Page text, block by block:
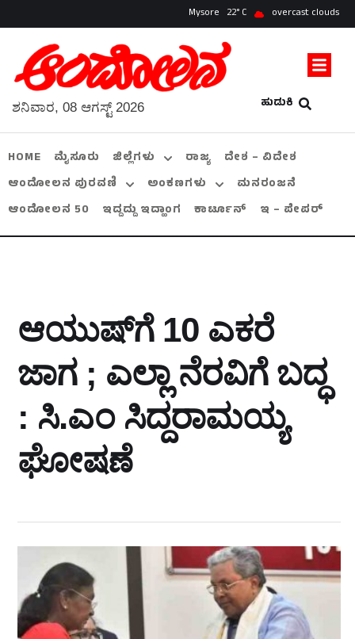
Mysore 22 overcast clouds
ಹುಡುಕಿ
ಶನಿವಾರ, 08 ಆಗಸ್ಟ್ 2026
HOME ಮೈಸೂರು ಜಿಲ್ಲೆಗಳು ರಾಜ್ಯ
ದೇಶ – ವಿದೇಶ
ಆಂದೋಲನ ಪುರವಣಿ
ಅಂಕಣಗಳು
ಮನರಂಜನೆ
ಆಂದೋಲನ 50
ಇದ್ದದ್ದು ಇದ್ಹಾಂಗ ಕಾರ್ಟೂನ್ ಇ – ಪೇಪರ್
ಆಯುಷ್‌ಗೆ 10 ಎಕರೆ
ಜಾಗ ; ಎಲ್ಲಾ ನೆರವಿಗೆ ಬದ್ಧ
: ಸಿ.ಎಂ ಸಿದ್ದರಾಮಯ್ಯ
ಘೋಷಣೆ